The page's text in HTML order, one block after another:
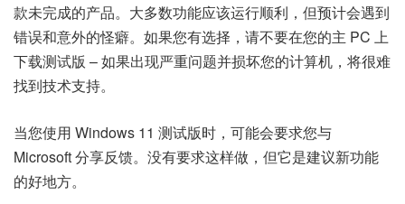
款未完成的产品。大多数功能应该运行顺利，但预计会遇到
错误和意外的怪癖。如果您有选择，请不要在您的主 PC 上
下载测试版 – 如果出现严重问题并损坏您的计算机，将很难
找到技术支持。
当您使用 Windows 11 测试版时，可能会要求您与
Microsoft 分享反馈。没有要求这样做，但它是建议新功能
的好地方。